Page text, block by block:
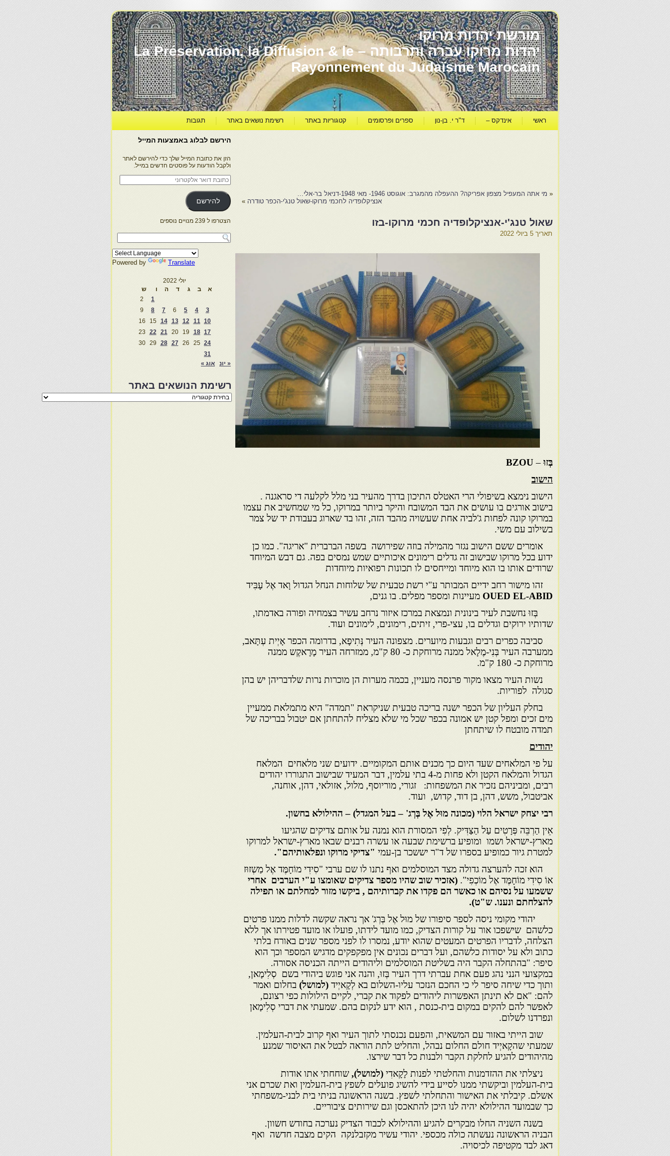
מורשת יהדות מרוקו
יהדות מרוקו עברה ותרבותה – La Préservation, la Diffusion & le
Rayonnement du Judaïsme Marocain
ראשי אינדקס – ד"ר י. בן-נון ספרים ופרסומים קטגוריות באתר רשימת נושאים באתר תגובות
« מי אתה המעפיל מצפון אפריקה? ההעפלה מהמגרב: אוגוסט 1946- מאי 1948-דניאל בר-אלי…
אנציקלופדיה לחכמי מרוקו-שאול טנג'י-הכפר טודרה »
שאול טנג'י-אנציקלופדיה חכמי מרוקו-בזו
תאריך 5 ביולי 2022
בְּזוּ–
BZOU
הישוב
הישוב נימצא בשיפולי הרי האטלס התיכון בדרך מהעיר בני מלל לקלעה די סראגנה .
בישוב אורגים בו עושים את הבד המשובח והיקר ביותר במרוקו, כל מי שמחשיב את עצמו
במרוקו קונה לפחות ג'לביה אחת שעשויה מהבד הזה, זהו בד שארוג בעבודת יד של צמר
בשילוב עם משי.
אומרים ששם הישוב נגזר מהמילה בוזה שפירושה בשפה הברברית "אריגה". כמו כן
ידוע בכל מרוקו שבישוב זה גדלים רימונים איכותיים שמש נמסים בפה. גם דבש המיוחד
שרודים אותו בו הוא מיוחד ומייחסים לו תכונות רפואיות מיוחדות
זהו מישור רחב ידיים המבותר ע"י רשת טבעית של שלוחות הנחל הגדול וָאד אֶל עָבִּיד
OUED EL-ABID מעיינות ומספר מפלים. בו גנים,
בְּזוּ נחשבת לעיר בינונית ונמצאת במרכז איזור נרחב עשיר בצמחיה ופורה באדמתו,
שדותיו ירוקים וגדלים בו, עצי-פרי, זיתים, רימונים, לימונים ועוד.
סביבה כפרים רבים וגבעות מיוערים. מצפונה העיר נְּתִיפָא, בדרומה הכפר אָיְית עְתָּאב,
ממערבה העיר בְּנִי-מֶלָאל ממנה מרוחקת כ- 80 ק"מ, ממזרחה העיר מָרָאקֶש ממנה
מרוחקת כ- 180 ק"מ.
נשות העיר מצאו מקור פרנסה מעניין, בכמה מערות הן מוכרות נרות שלדבריהן יש בהן
סגולה לפוריות.
בחלק העליון של הכפר ישנה בריכה טבעית שניקראת "תמדה" היא מתמלאת ממעיין
מים זכים ומפל קטן יש אמונה בכפר שכל מי שלא מצליח להתחתן אם יטבול בבריכה של
תמדה מובטח לו שיתחתן
יהודים
על פי המלאחים שעד היום כך מכנים אותם המקומיים. ידועים שני מלאחים המלאח
הגדול והמלאח הקטן ולא פחות מ-4 בתי עלמין, דבר המעיד שבישוב התגוררו יהודים
רבים, ומביניהם נזכיר את המשפחות: זגורי, מוריוסף, מלול, אזולאי, דהן, אוחנה,
אביטבול, משש, דהן, בן דוד, קדוש, ועוד.
רבי יצחק ישראל הלוי (מכונה מוּל אֶל בְּרְג' – בעל המגדל) – ההילולא בחשון.
אֵין הַרְבֵּה פְּרָטִים עַל הַצַּדִּיק. לְפִי המסורת הוא נמנה על אותם צדיקים שהגיעו
מארץ-ישראל ושמו ומופיע ברשימת שבעה או עשרה רבנים שבאו מארץ-ישראל למרוקו
למטרת גיור כמופיע בספרו של ד"ר יששכר בן-עמי "צדיקי מרוקו ונפלאותיהם".
הוא זכה להערצה גדולה מצד המוסלמים ואף נתנו לו שם ערבי "סִידִי מוֹחָמֶּד אֶל מַשְזוּז
אוֹ סִידִי מוֹחָמֶּד אֶל מוֹכְפִי". (אזכיר שוב שהיו מספר צדיקים שאומצו ע"י הערבים אחרי
ששמעו על נסיהם או כאשר הם פקדו את קברותיהם , ביקשו מזור למחלתם או תפילה
להצלחתם ונענו. ש"ט).
יהודי מקומי ניסה לספר סיפורו של מוּל אֶל בְּרְג' אך נראה שקשה לדלות ממנו פרטים
כלשהם שישפכו אור על קורות הצדיק, כמו מועד לידתו, פועלו או מועד פטירתו אך ללא
הצלחה, לדבריו הפרטים המעטים שהוא יודע, נמסרו לו לפני מספר שנים באורח בלתי
כתוב ולא על יסודות כלשהם, ועל דברים נכונים אין מפקפקים מדגיש המספר וכך הוא
סיפר: "בהתחלה הקבר היה בשליטת המוסלמים וליהודים הייתה הכניסה אסורה.
במקצועי הנני נהג פעם אחת עברתי דרך העיר בְּזוּ, והנה אני פוגש ביהודי בשם סְלִימָאן,
ותוך כדי שיחה סיפר לי כי החכם הנזכר עליו-השלום בא לְקָאיְיד (למושל) בחלום ואמר
להם: "אם לא תינתן האפשרות ליהודים לפקוד את קברי, לקיים הילולות כפי רצונם,
לאפשר להם להקים במקום בית-כנסת , הוא ידע לנקום בהם. שמעתי את דברי סְלִימָאן
ונפרדנו לשלום.
שוב הייתי באזור עם המשאית, והפעם נכנסתי לתוך העיר ואף קרוב לבית-העלמין.
שמעתי שהקָאיְיד חולם החלום נבהל, והחליט לתת הוראה לבטל את האיסור שמנע
מהיהודים להגיע לחלקת הקבר ולבנות כל דבר שירצו.
ניצלתי את ההזדמנות והחלטתי לפנות לָקָאדִי (למושל),שוחחתי אתו אודות
בית-העלמין וביקשתי ממנו לסייע בידי להשיג פועלים לשפץ בית-העלמין ואת שכרם אני
אשלם. קיבלתי את האישור והתחלתי לשפץ. בשנה הראשונה בניתי בית לבני-משפחתי
כך שבמועד ההילולא יהיה לנו היכן להתאכסן וגם שירותים ציבוריים.
בשנה השניה החלו מבקרים להגיע וההילולא לכבוד הצדיק נערכה בחודש חשוון.
הבניה הראשונה נעשתה כולה מכספי. יהודי עשיר מקזבלנקה הקים מצבה חדשה ואף
דאג לבד מקטיפה לכיסויה.
הירשם לבלוג באמצעות המייל
הזן את כתובת המייל שלך כדי להירשם לאתר
ולקבל הודעות על פוסטים חדשים במייל.
כתובת
דואר
אלקטרוני
להירשם
הצטרפו ל 239 מנויים נוספים
Powered by Translate
יולי 2022
א
ב ג ד ה ו
ש
1
2
3
4
5
6
7
8
9
10
11
12
13
14
15
16
17
18
19
20
21
22
23
24
25
26
27
28
29
30
31
« יונ
אוג »
רשימת הנושאים באתר
רשימת
הנושאים